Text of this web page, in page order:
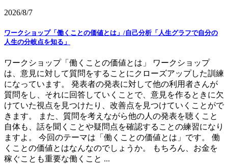
2026/8/7
ワークショップ「働くことの価値とは」/自己分析「人生グラフで自分の
人生の分岐点を知る」
ワークショップ「働くことの価値とは」 ワークショップ
は、意見に対して質問をすることにクローズアップした訓練
になっています。 発表者の発表に対して他の利用者さんが
質問をし、それに回答していくことで、意見を作るときに欠
けていた視点を見つけたり、改善点を見つけていくことがで
きます。 また、質問を考えながら他の人の発表を聴くこと
自体も、話を聞くことや疑問点を確認することの練習になり
ますよ。 今回のテーマは「働くことの価値とは」です。 働
くことの価値とはなんなのでしょうか。 もちろん、お金を
稼ぐことも重要な働くこと ...